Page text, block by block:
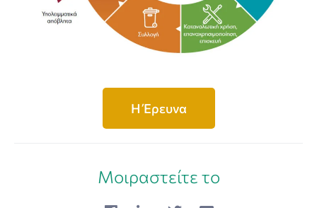
H Έρευνα
Μοιραστείτε το